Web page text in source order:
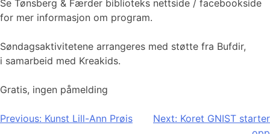
Se Tønsberg & Færder biblioteks nettside / facebookside
for mer informasjon om program.
Søndagsaktivitetene arrangeres med støtte fra Bufdir,
i samarbeid med Kreakids.
Gratis, ingen påmelding
Innleggsnavigasjon
Previous: Kunst Lill-Ann Prøis Next: Koret GNIST starter